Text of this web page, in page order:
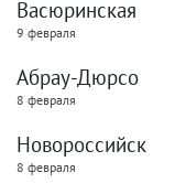
Васюринская
9 февраля
Абрау-Дюрсо
8 февраля
Новороссийск
8 февраля